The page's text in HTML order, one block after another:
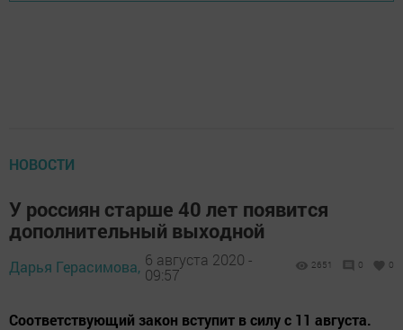
НОВОСТИ
У россиян старше 40 лет появится
дополнительный выходной
Дарья Герасимова, 6 августа 2020 -
09:57
2651 0 0
Соответствующий закон вступит в силу с 11 августа.